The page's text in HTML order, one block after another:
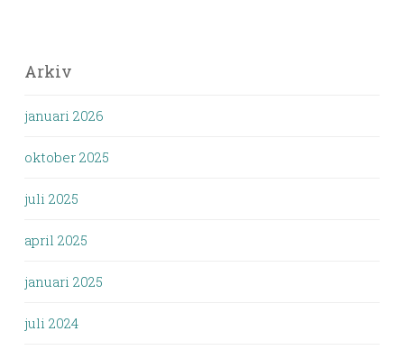
Arkiv
januari 2026
oktober 2025
juli 2025
april 2025
januari 2025
juli 2024